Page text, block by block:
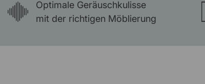
Optimale Geräuschkulisse
mit der richtigen Möblierung